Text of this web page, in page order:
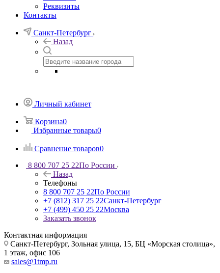
Реквизиты
Контакты
Санкт-Петербург
Назад
Личный кабинет
Корзина0
Избранные товары0
Сравнение товаров0
8 800 707 25 22По России
Назад
Телефоны
8 800 707 25 22По России
+7 (812) 317 25 22Санкт-Петербург
+7 (499) 450 25 22Москва
Заказать звонок
Контактная информация
Санкт-Петербург, Зольная улица, 15, БЦ «Морская столица»,
1 этаж, офис 106
sales@1tmp.ru